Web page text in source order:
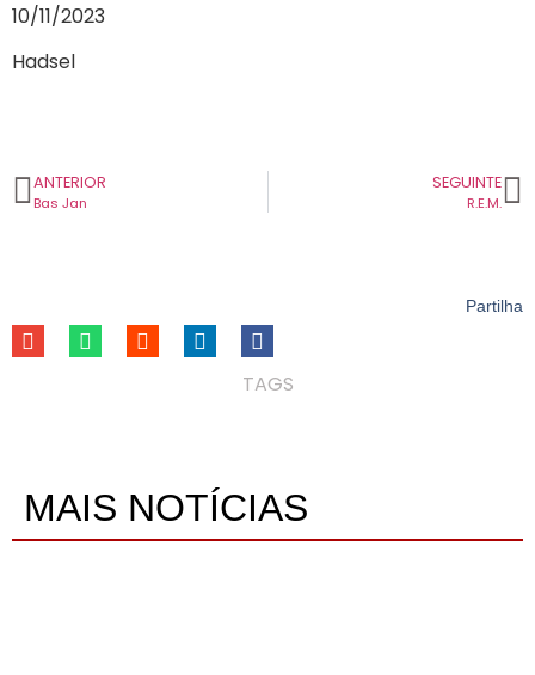
10/11/2023
Hadsel
ANTERIOR
Bas Jan
SEGUINTE
R.E.M.
Partilha
TAGS
MAIS NOTÍCIAS